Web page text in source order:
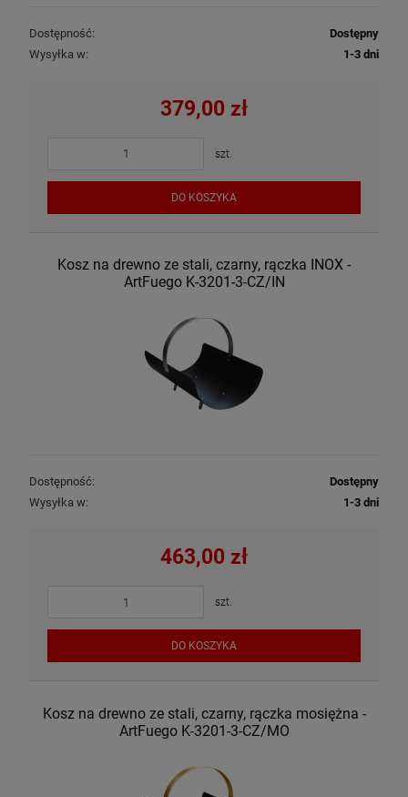
Dostępność:
Dostępny
Wysyłka w:
1-3 dni
379,00 zł
szt.
DO KOSZYKA
Kosz na drewno ze stali, czarny, rączka INOX -
ArtFuego K-3201-3-CZ/IN
Dostępność:
Dostępny
Wysyłka w:
1-3 dni
463,00 zł
szt.
DO KOSZYKA
Kosz na drewno ze stali, czarny, rączka mosiężna -
ArtFuego K-3201-3-CZ/MO